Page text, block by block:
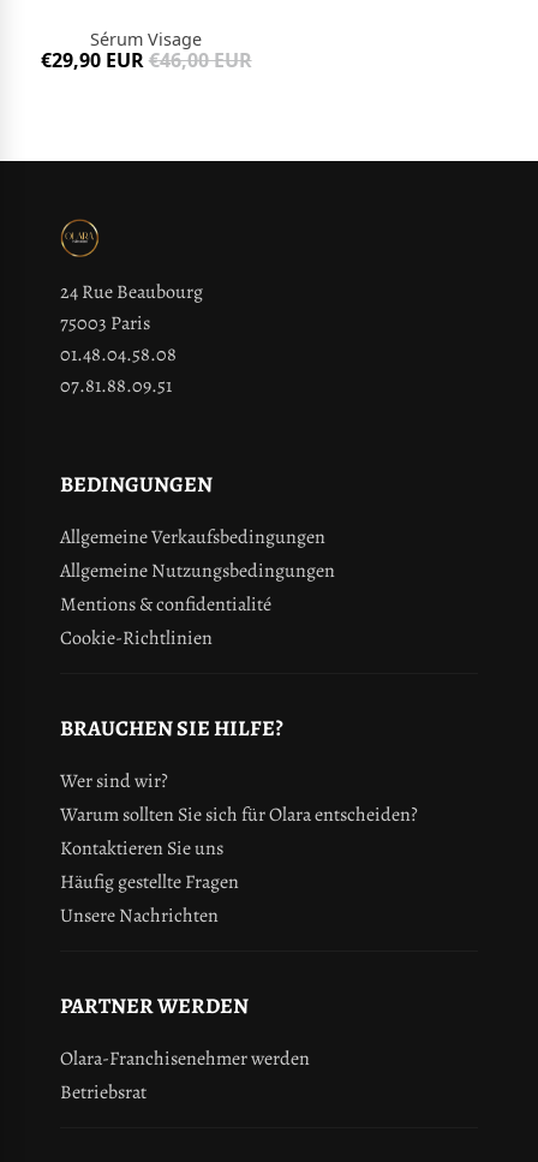
Sérum Visage
€29,90 EUR€46,00 EUR
24 Rue Beaubourg
75003 Paris
01.48.04.58.08
07.81.88.09.51
BEDINGUNGEN
Allgemeine Verkaufsbedingungen
Allgemeine Nutzungsbedingungen
Mentions & confidentialité
Cookie-Richtlinien
BRAUCHEN SIE HILFE?
Wer sind wir?
Warum sollten Sie sich für Olara entscheiden?
Kontaktieren Sie uns
Häufig gestellte Fragen
Unsere Nachrichten
PARTNER WERDEN
Olara-Franchisenehmer werden
Betriebsrat